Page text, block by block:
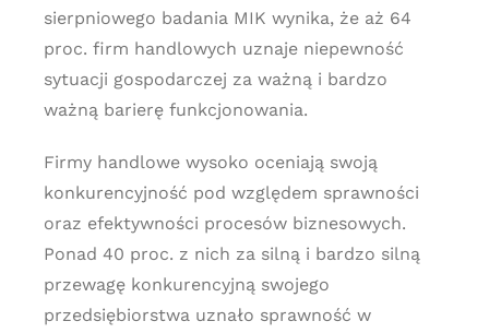
sierpniowego badania MIK wynika, że aż 64
proc. firm handlowych uznaje niepewność
sytuacji gospodarczej za ważną i bardzo
ważną barierę funkcjonowania.
Firmy handlowe wysoko oceniają swoją
konkurencyjność pod względem sprawności
oraz efektywności procesów biznesowych.
Ponad 40 proc. z nich za silną i bardzo silną
przewagę konkurencyjną swojego
przedsiębiorstwa uznało sprawność w